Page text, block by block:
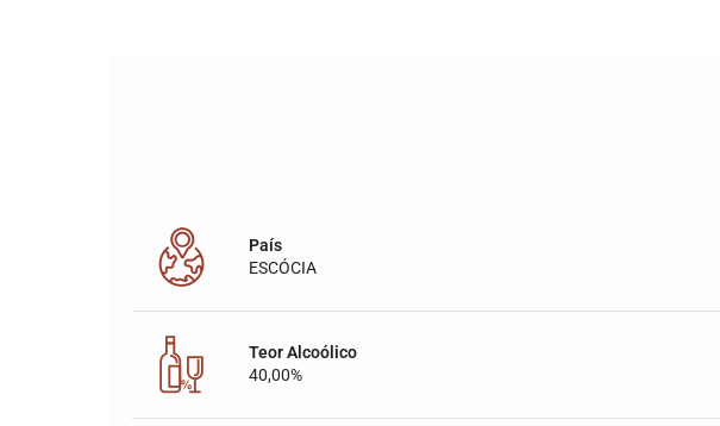
País
ESCÓCIA
Teor Alcoólico
40,00%